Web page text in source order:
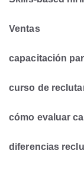
Ventas
capacitación
curso de
cómo evaluar
diferencias